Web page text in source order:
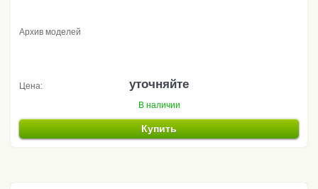
Архив моделей
Цена: уточняйте
В наличии
Купить